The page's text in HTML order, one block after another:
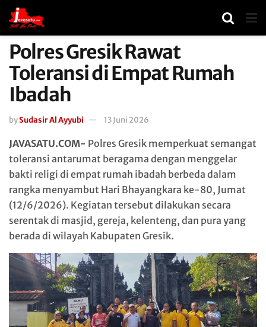
Polres Gresik Rawat
Toleransi di Empat Rumah
Ibadah
bySudasir Al Ayyubi 13 Juni 2026
JAVASATU.COM- Polres Gresik memperkuat semangat
toleransi antarumat beragama dengan menggelar
bakti religi di empat rumah ibadah berbeda dalam
rangka menyambut Hari Bhayangkara ke-80, Jumat
(12/6/2026). Kegiatan tersebut dilakukan secara
serentak di masjid, gereja, kelenteng, dan pura yang
berada di wilayah Kabupaten Gresik.